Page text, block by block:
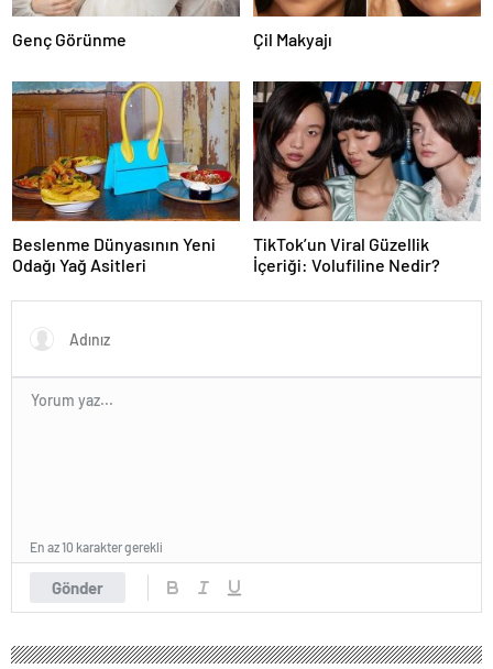
Genç Görünme Çil Makyajı
Beslenme Dünyasının Yeni
Odağı Yağ Asitleri
TikTok’un Viral Güzellik
İçeriği: Volufiline Nedir?
Gönder
En az 10 karakter gerekli